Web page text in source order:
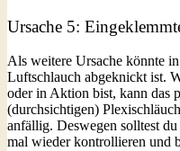
Ursache 5:
Als weitere Ursache könnte
Luftschlauch abgeknickt ist.
oder in Aktion bist, kann das
(durchsichtigen)
anfällig. Deswegen solltest
mal wieder kontrollieren und